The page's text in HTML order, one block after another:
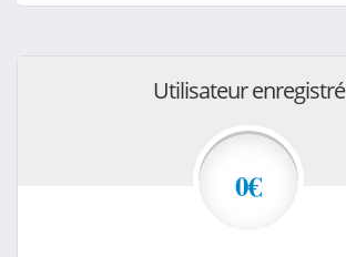
Utilisateur enregistré
0€